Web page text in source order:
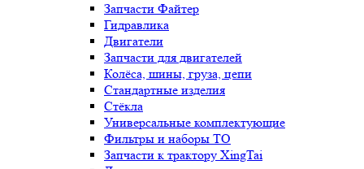
Запчасти Файтер
Гидравлика
Двигатели
Запчасти для двигателей
Колёса, шины, груза, цепи
Стандартные изделия
Стёкла
Универсальные комплектующие
Фильтры и наборы ТО
Запчасти к трактору XingTai